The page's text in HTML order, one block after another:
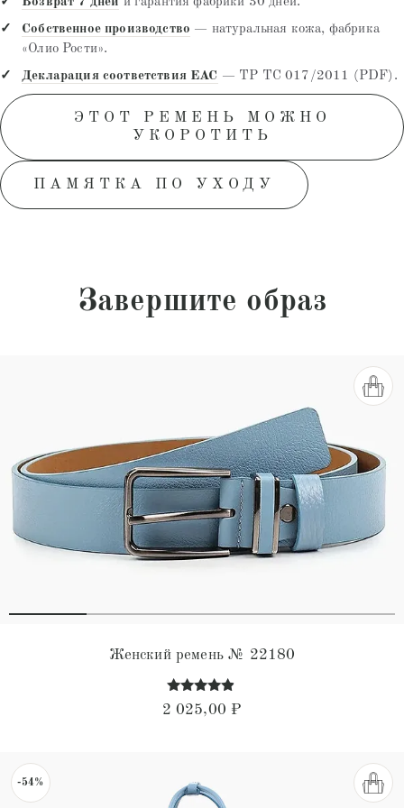
Собственное производство — натуральная кожа, фабрика
«Олио Рости».
Декларация соответствия EAC — ТР ТС 017/2011 (PDF).
ЭТОТ РЕМЕНЬ МОЖНО
УКОРОТИТЬ
ПАМЯТКА ПО УХОДУ
Завершите образ
Женский ремень № 22180
Оценка
4.70
2 025,00 ₽
-54%